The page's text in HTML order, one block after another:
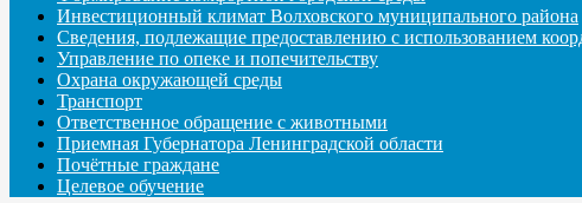
Инвестиционный климат Волховского муниципального района
Сведения, подлежащие предоставлению с использованием
Управление по опеке и попечительству
Охрана окружающей среды
Транспорт
Ответственное обращение с животными
Приемная Губернатора Ленинградской области
Почётные граждане
Целевое обучение